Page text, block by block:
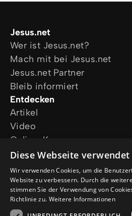
Jesus.net
Wer ist Jesus.net?
Mach mit bei Jesus.net
Jesus.net Partner
Bleib informiert
Entdecken
Artikel
Video
Online-Kurse
Unsere Projekte
Ich wünsche mir Gebet
Ich habe eine Frage
Folge uns
Diese Webseite verwendet
Wir verwenden Cookies, um die
Website zu verbessern. Durch die
stimmen Sie der Verwendung von
Richtlinie zu. Weitere Informationen